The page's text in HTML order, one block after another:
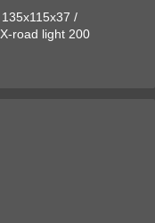
135х115х37 /
road light 200